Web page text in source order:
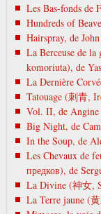
Les Bas-fonds de
Hundreds of
Hairspray, de
La Berceuse de
komoriuta), de
La Dernière
Tatouage (刺青,
Vol. II, de Angine
Big Night, de
In the Soup, de
Les Chevaux de
предков), de
La Divine (神女,
La Terre jaune (